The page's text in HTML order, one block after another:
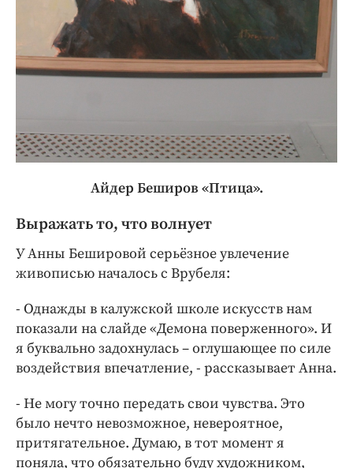
Айдер Беширов «Птица».
Выражать то, что волнует
У Анны Бешировой серьёзное увлечение
живописью началось с Врубеля:
- Однажды в калужской школе искусств нам
показали на слайде «Демона поверженного». И
я буквально задохнулась – оглушающее по силе
воздействия впечатление, - рассказывает Анна.
- Не могу точно передать свои чувства. Это
было нечто невозможное, невероятное,
притягательное. Думаю, в тот момент я
поняла, что обязательно буду художником,